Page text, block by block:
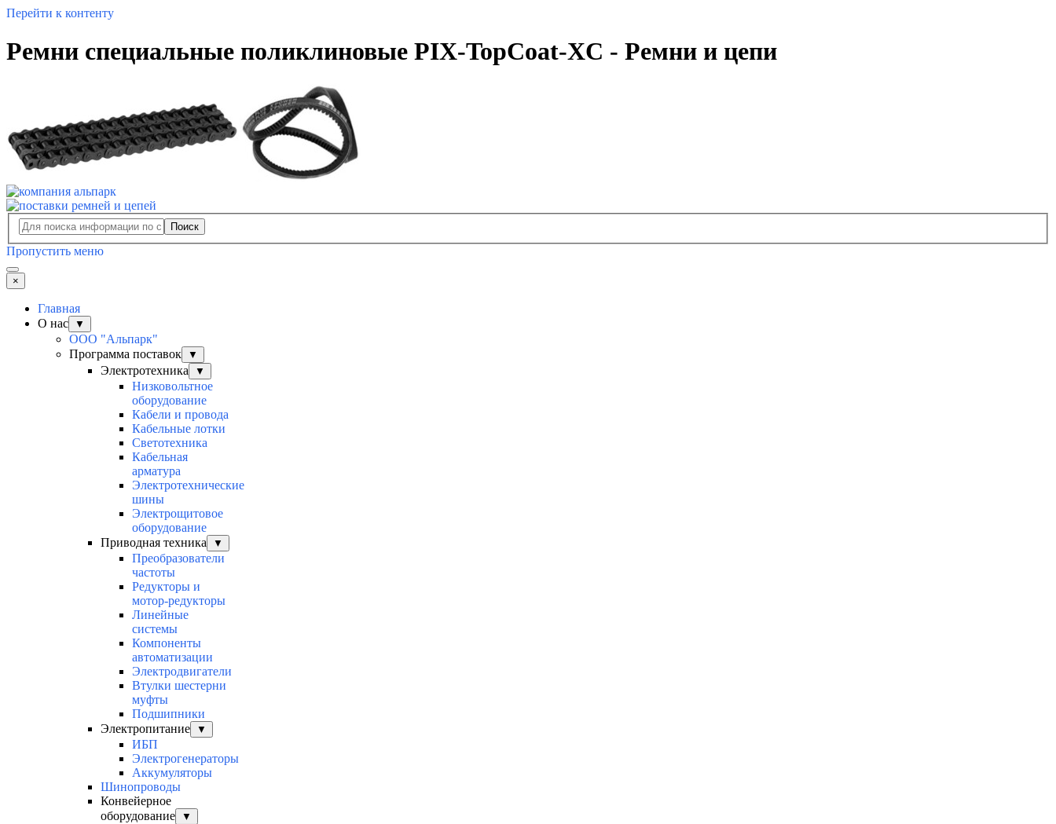
Перейти к контенту
Ремни специальные поликлиновые PIX-TopCoat-XC - Ремни и цепи
Поиск
Пропустить меню
×
Главная
О нас
▼
ООО "Альпарк"
Программа поставок
▼
Электротехника ▼
Низковольтное
оборудование
Кабели и провода
Кабельные лотки
Светотехника
Кабельная
арматура
Электротехнические
шины
Электрощитовое
оборудование
Приводная техника
▼
Преобразователи
частоты
Редукторы и
мотор-редукторы
Линейные
системы
Компоненты
автоматизации
Электродвигатели
Втулки шестерни
муфты
Подшипники
Электропитание
▼
ИБП
Электрогенераторы
Аккумуляторы
Шинопроводы
Конвейерное
оборудование
▼